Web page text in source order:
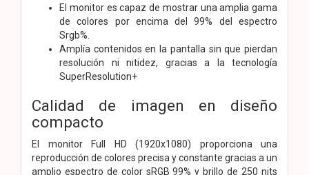
El monitor es capaz de mostrar una amplia gama
de colores por encima del 99% del espectro
Srgb%.
Amplía contenidos en la pantalla sin que pierdan
resolución ni nitidez, gracias a la tecnología
SuperResolution+
Calidad de imagen en diseño
compacto
El monitor Full HD (1920x1080) proporciona una
reproducción de colores precisa y constante gracias a un
amplio espectro de color sRGB 99% y brillo de 250 nits